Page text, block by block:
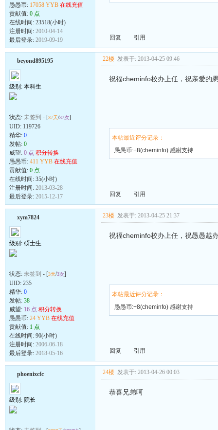
愚愚币: 17058 YYB 在线充值
贡献值: 0 点
在线时间: 23518(小时)
注册时间: 2010-04-14
最后登录: 2019-09-19 回复 引用
beyond895195
级别: 本科生
状态: 未签到 - [37天/37次]
UID: 119726
精华: 0
发帖: 0
威望: 0 点 积分转换
愚愚币: 411 YYB 在线充值
贡献值: 0 点
在线时间: 35(小时)
注册时间: 2013-03-28
最后登录: 2015-12-17
22楼 发表于: 2013-04-25 09:46
祝福cheminfo校办上任，祝亲爱的
本帖最近评分记录：
愚愚币:+8(cheminfo) 感谢支持
回复 引用
xym7824
级别: 硕士生
状态: 未签到 - [3天/3次]
UID: 235
精华: 0
发帖: 38
威望: 16 点 积分转换
愚愚币: 24 YYB 在线充值
贡献值: 1 点
在线时间: 90(小时)
注册时间: 2006-06-18
最后登录: 2018-05-16
23楼 发表于: 2013-04-25 21:37
祝福cheminfo校办上任，祝愚愚越
本帖最近评分记录：
愚愚币:+8(cheminfo) 感谢支持
回复 引用
phoenixcfc
级别: 院长
24楼 发表于: 2013-04-26 00:03
恭喜兄弟呵